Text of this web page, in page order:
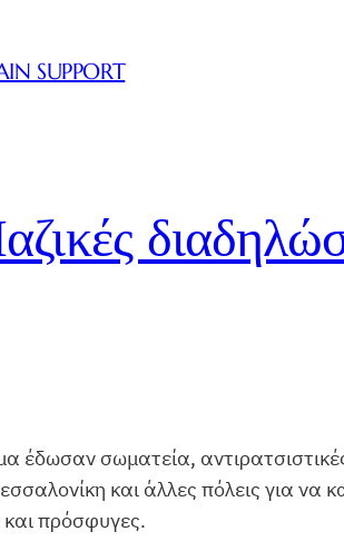
SUPPORT
έδωσαν σωματεία,
και άλλες πόλεις για να
πρόσφυγες.